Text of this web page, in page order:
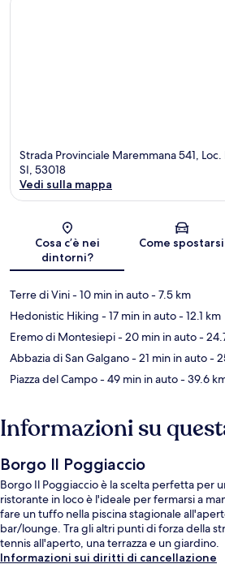
Strada Provinciale Maremmana 541,
SI, 53018
Vedi sulla mappa
Cosa c’è nei
dintorni?
Come spostarsi
Terre di Vini- 10 min in auto- 7.5 km
Hedonistic Hiking - 17 min in auto- 12.1 km
Eremo di Montesiepi- 20 min in auto-
Abbazia di San Galgano- 21 min in auto-
Piazza del Campo- 49 min in auto- 39.6
Informazioni su
Borgo Il Poggiaccio
Borgo Il Poggiaccio è la scelta perfetta per
ristorante in loco è l'ideale per fermarsi a
fare un tuffo nella piscina stagionale
bar/lounge. Tra gli altri punti di forza della
tennis all'aperto, una terrazza e un giardino.
Informazioni sui diritti di cancellazione